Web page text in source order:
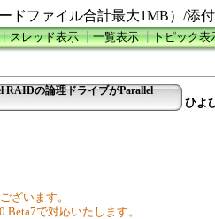
ドファイル合計最大1MB）/添
スレッド表示┃一覧表示┃トピック表
RAIDの論理ドライブがParallel
ひよ
ざいます。
Beta7で対応いたします。